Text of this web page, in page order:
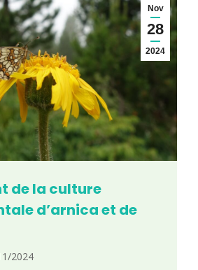
Nov
28
2024
de la culture
d’arnica et de
2024